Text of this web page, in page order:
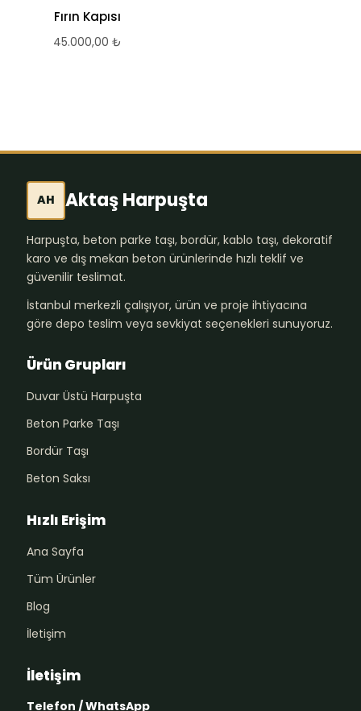
Fırın Kapısı
45.000,00 ₺
AH Aktaş Harpuşta
Harpuşta, beton parke taşı, bordür, kablo taşı, dekoratif
karo ve dış mekan beton ürünlerinde hızlı teklif ve
güvenilir teslimat.
İstanbul merkezli çalışıyor, ürün ve proje ihtiyacına
göre depo teslim veya sevkiyat seçenekleri sunuyoruz.
Ürün Grupları
Duvar Üstü Harpuşta
Beton Parke Taşı
Bordür Taşı
Beton Saksı
Hızlı Erişim
Ana Sayfa
Tüm Ürünler
Blog
İletişim
İletişim
Telefon / WhatsApp